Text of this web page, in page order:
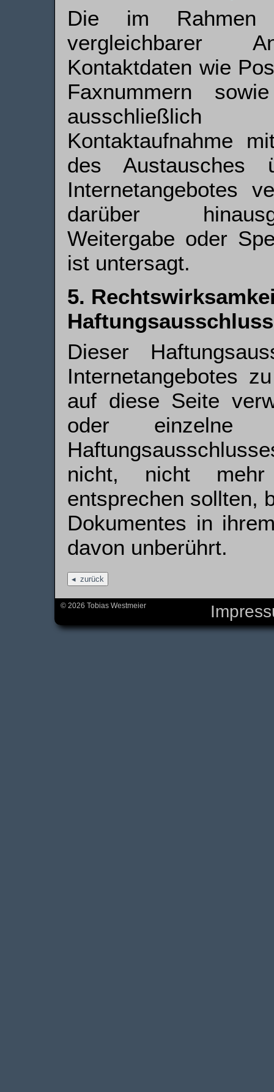
Die im Rahmen
vergleichbarer
Kontaktdaten wie
Faxnummern
Kontaktaufnahme
des Austausches
Internetangebotes
darüber
Weitergabe oder
ist untersagt.
5.
Dieser
Internetangebotes
auf diese Seite
oder einzelne
nicht, nicht
entsprechen sollten,
Dokumentes in
davon unberührt.
zurück
© 2026 Tobias Westmeier